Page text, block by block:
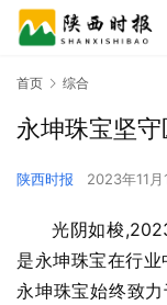
首页 综合
永坤珠宝坚
陕西时报 2023年11
光阴如梭
是永坤珠宝在行
永坤珠宝始终致